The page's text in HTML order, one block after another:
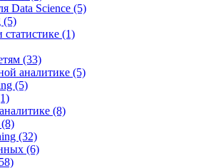
Data Science (5)
(5)
(1)
(33)
аналитике (5)
(5)
(8)
(32)
(6)